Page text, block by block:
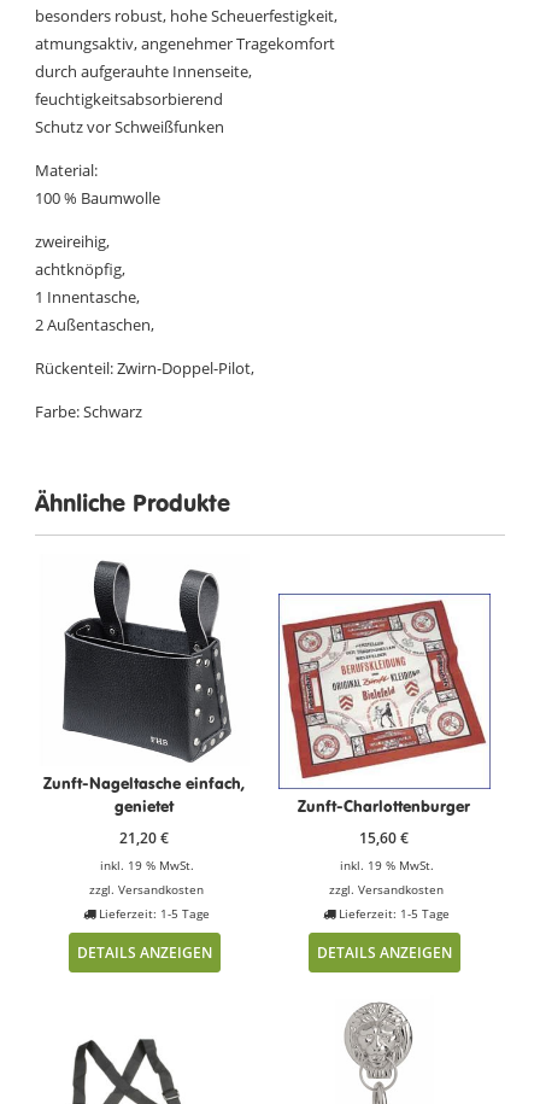
besonders robust, hohe Scheuerfestigkeit,
atmungsaktiv, angenehmer Tragekomfort
durch aufgerauhte Innenseite,
feuchtigkeitsabsorbierend
Schutz vor Schweißfunken
Material:
100 % Baumwolle
zweireihig,
achtknöpfig,
1 Innentasche,
2 Außentaschen,
Rückenteil: Zwirn-Doppel-Pilot,
Farbe: Schwarz
Ähnliche Produkte
Zunft-Nageltasche einfach,
genietet
21,20€
inkl. 19 % MwSt.
zzgl.Versandkosten
Lieferzeit: 1-5 Tage
DETAILS ANZEIGEN
Zunft-Charlottenburger
15,60€
inkl. 19 % MwSt.
zzgl.Versandkosten
Lieferzeit: 1-5 Tage
DETAILS ANZEIGEN